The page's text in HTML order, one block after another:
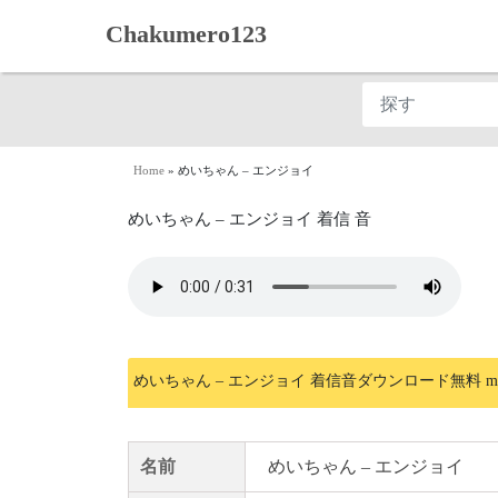
Chakumero123
Home » めいちゃん – エンジョイ
めいちゃん – エンジョイ 着信 音
めいちゃん – エンジョイ 着信音ダウンロード無料
名前 めいちゃん – エンジョイ